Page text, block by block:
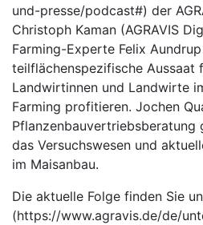
und-presse/podcast#) der
Christoph Kaman (AGRAVIS
Farming-Experte Felix
teilflächenspezifische Aussaat
Landwirtinnen und Landwirte
Farming profitieren. Jochen
Pflanzenbauvertriebsberatung
das Versuchswesen und
im Maisanbau.
Die aktuelle Folge finden Sie
(https://www.agravis.de/de/